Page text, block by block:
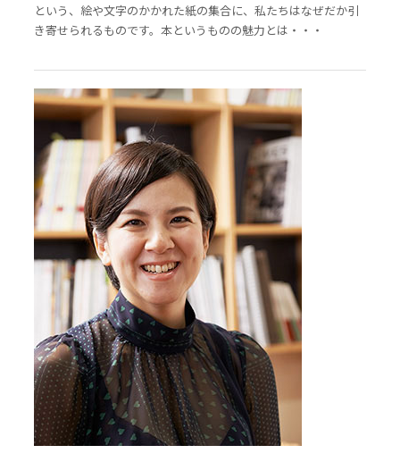
という、絵や文字のかかれた紙の集合に、私たちはなぜだか引
き寄せられるものです。本というものの魅力とは・・・